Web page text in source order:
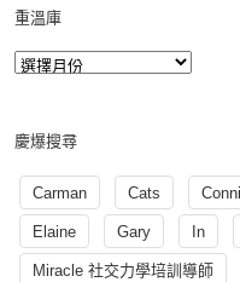
重溫庫
慶爆搜尋
Carman Cats
Elaine Gary In
Miracle 社交力學培訓導師